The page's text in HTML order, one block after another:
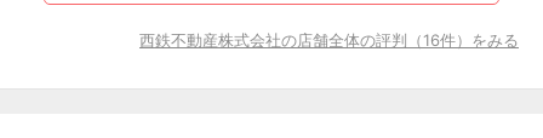
西鉄不動産株式会社の店舗全体の評判（16件）をみる